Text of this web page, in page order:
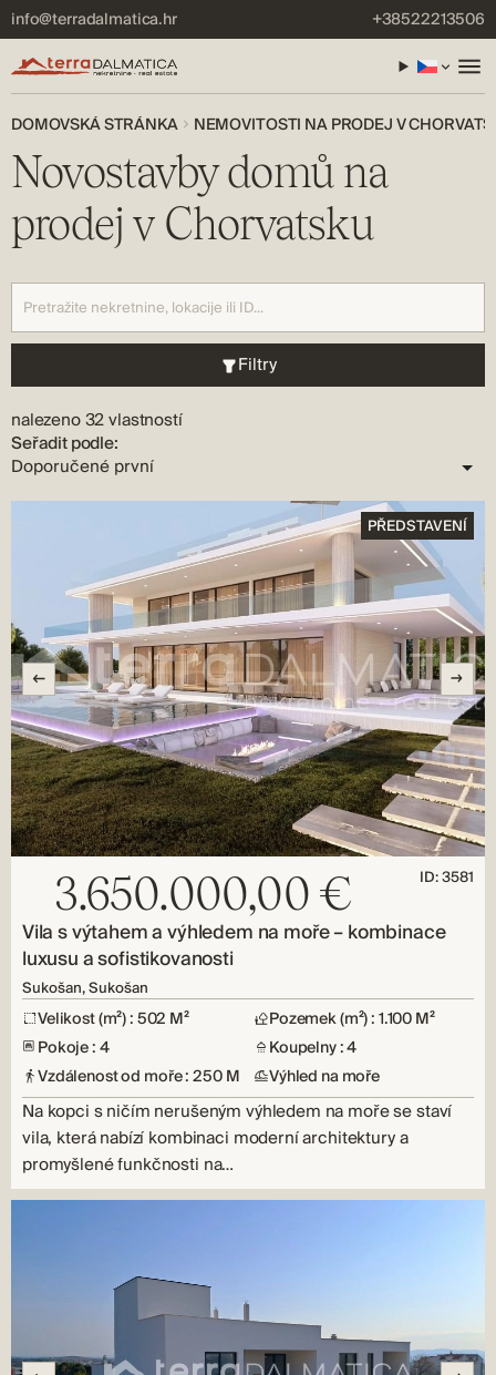
info@terradalmatica.hr +38522213506
DOMOVSKÁ STRÁNKA NEMOVITOSTI NA PRODEJ V
Novostavby domů na
prodej v Chorvatsku
Filtry
nalezeno 32 vlastností
Seřadit podle:
PŘEDSTAVENÍ
3.650.000,00 € ID: 3581
Vila s výtahem a výhledem na moře – kombinace
luxusu a sofistikovanosti
Sukošan, Sukošan
Velikost (m²) : 502 M²
Pozemek (m²) : 1.100 M²
Pokoje : 4
Koupelny : 4
Vzdálenost od moře : 250 M
Výhled na moře
Na kopci s ničím nerušeným výhledem na moře se staví
vila, která nabízí kombinaci moderní architektury a
promyšlené funkčnosti na…